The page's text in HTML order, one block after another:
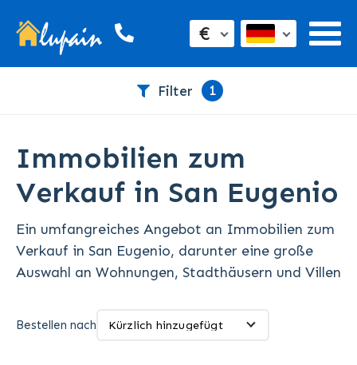
€
Filter 1
Immobilien zum
Verkauf in San Eugenio
Ein umfangreiches Angebot an Immobilien zum
Verkauf in San Eugenio, darunter eine große
Auswahl an Wohnungen, Stadthäusern und Villen
Bestellen nach